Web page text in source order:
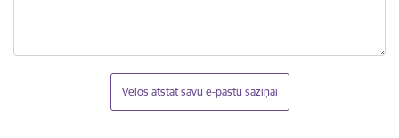
Vēlos atstāt savu e-pastu saziņai